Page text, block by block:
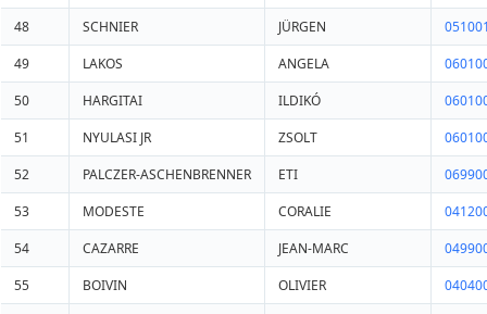
48
SCHNIER JÜRGEN
49
LAKOS ANGELA
50
HARGITAI ILDIKÓ
51
NYULASI JR ZSOLT
52
PALCZER-ASCHENBRENNER ETI
53
MODESTE CORALIE
54
CAZARRE JEAN-MARC
55
BOIVIN OLIVIER